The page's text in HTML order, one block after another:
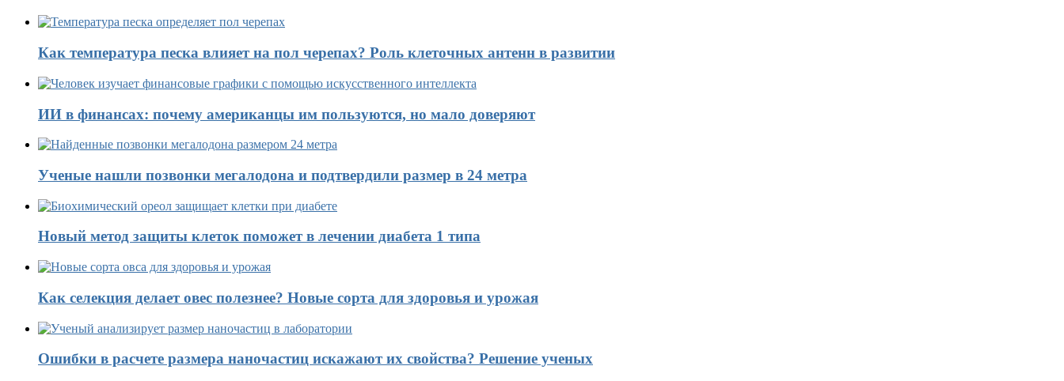
Как температура песка влияет на пол черепах? Роль клеточных антенн в развитии
ИИ в финансах: почему американцы им пользуются, но мало доверяют
Ученые нашли позвонки мегалодона и подтвердили размер в 24 метра
Новый метод защиты клеток поможет в лечении диабета 1 типа
Как селекция делает овес полезнее? Новые сорта для здоровья и урожая
Ошибки в расчете размера наночастиц искажают их свойства? Решение ученых